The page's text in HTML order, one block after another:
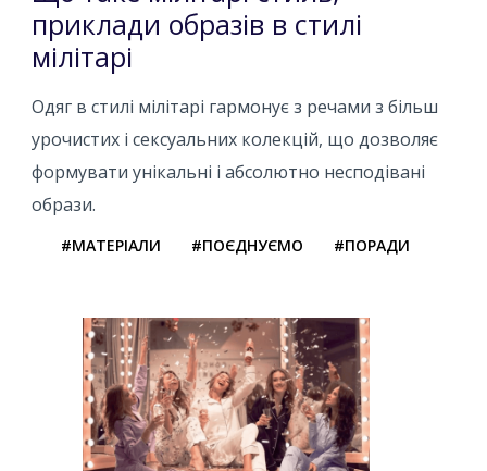
приклади образів в стилі
мілітарі
Одяг в стилі мілітарі гармонує з речами з більш
урочистих і сексуальних колекцій, що дозволяє
формувати унікальні і абсолютно несподівані
образи.
#МАТЕРІАЛИ #ПОЄДНУЄМО #ПОРАДИ